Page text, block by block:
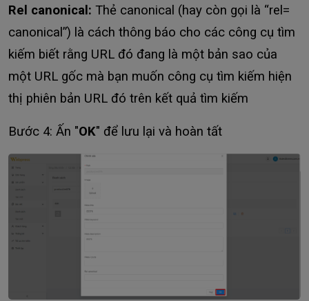
Rel canonical: Thẻ canonical (hay còn gọi là “rel=
canonical”) là cách thông báo cho các công cụ tìm
kiếm biết rằng URL đó đang là một bản sao của
một URL gốc mà bạn muốn công cụ tìm kiếm hiện
thị phiên bản URL đó trên kết quả tìm kiếm
Bước 4: Ấn "OK" để lưu lại và hoàn tất